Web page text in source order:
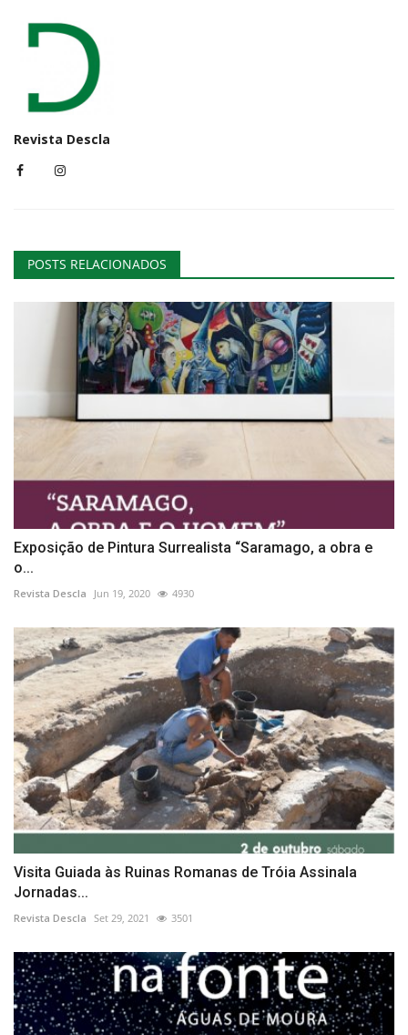
Revista Descla
POSTS RELACIONADOS
Exposição de Pintura Surrealista “Saramago, a obra e
o...
Revista Descla Jun 19, 2020 4930
Visita Guiada às Ruinas Romanas de Tróia Assinala
Jornadas...
Revista Descla Set 29, 2021 3501